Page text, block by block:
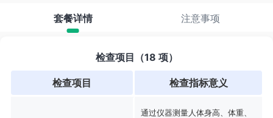
套餐详情 注意事项
检查项目（18 项）
检查项目 检查指标意义
通过仪器测量人体身高、体重、